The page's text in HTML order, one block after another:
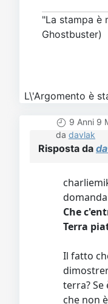
"La stampa è
Ghostbuster)
L\'Argomento è
9 Anni 9
da davlak
Risposta da
Che
Terra
Il fatto
terra?
che non